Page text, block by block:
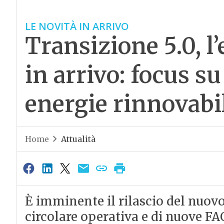
LE NOVITÀ IN ARRIVO
Transizione 5.0,
in arrivo: focus
energie
Home Attualità
È imminente il rilascio del
circolare operativa e di nuove